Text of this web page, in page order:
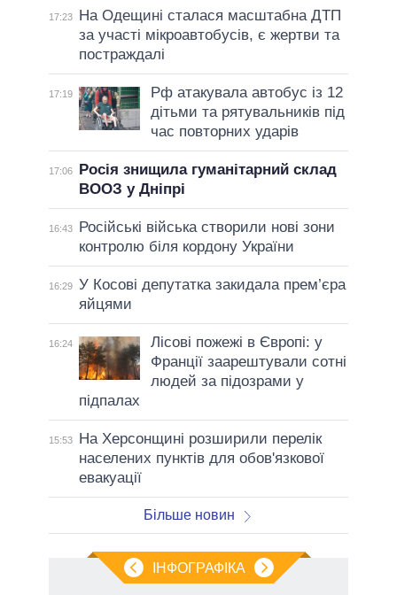
17:23
На Одещині сталася масштабна ДТП
за участі мікроавтобусів, є жертви та
постраждалі
17:19
Рф атакувала автобус із 12
дітьми та рятувальників під
час повторних ударів
17:06
Росія знищила гуманітарний склад
ВООЗ у Дніпрі
16:43
Російські війська створили нові зони
контролю біля кордону України
16:29 У Косові депутатка закидала прем’єра
яйцями
16:24
Лісові пожежі в Європі: у
Франції заарештували сотні
людей за підозрами у
підпалах
15:53
На Херсонщині розширили перелік
населених пунктів для обов'язкової
евакуації
Більше новин
ІНФОГРАФІКА